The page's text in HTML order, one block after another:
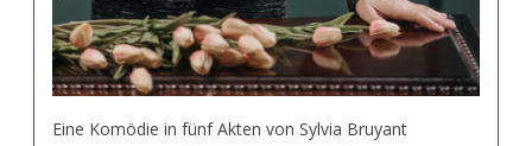
Eine Komödie in fünf Akten von Sylvia Bruyant